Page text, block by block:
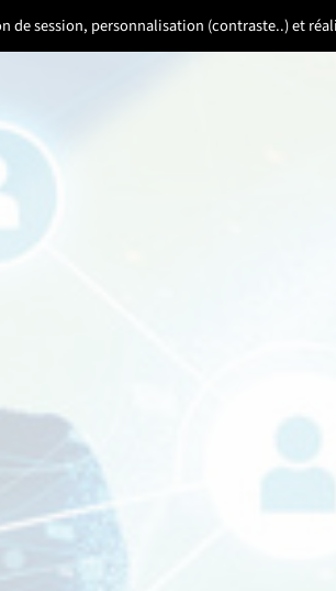
de session, personnalisation (contraste..) et